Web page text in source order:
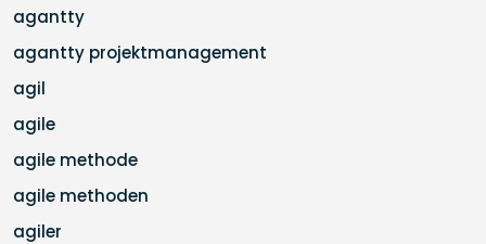
agantty
agantty projektmanagement
agil
agile
agile methode
agile methoden
agiler